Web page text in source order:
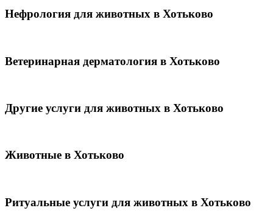
Нефрология для животных в Хотьково
Ветеринарная дерматология в Хотьково
Другие услуги для животных в Хотьково
Животные в Хотьково
Ритуальные услуги для животных в Хотьково